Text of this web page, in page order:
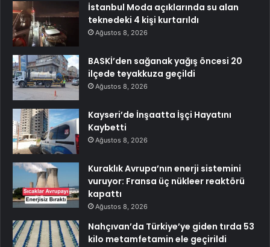
İstanbul Moda açıklarında su alan
teknedeki 4 kişi kurtarıldı
Ağustos 8, 2026
BASKİ’den sağanak yağış öncesi 20
ilçede teyakkuza geçildi
Ağustos 8, 2026
Kayseri’de İnşaatta İşçi Hayatını
Kaybetti
Ağustos 8, 2026
Kuraklık Avrupa’nın enerji sistemini
vuruyor: Fransa üç nükleer reaktörü
kapattı
Ağustos 8, 2026
Nahçıvan’da Türkiye’ye giden tırda 53
kilo metamfetamin ele geçirildi